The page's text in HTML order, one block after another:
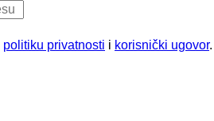
politiku privatnosti i korisnički ugovor.